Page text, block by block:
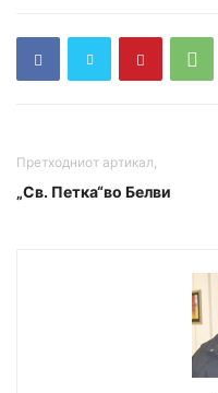
Претходниот артикал,
„Св. Петка“во Белви